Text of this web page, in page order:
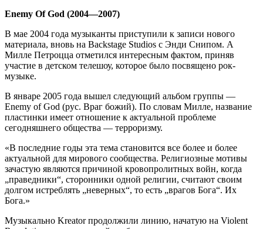
Enemy Of God (2004—2007)
В мае 2004 года музыканты приступили к записи нового
материала, вновь на Backstage Studios с Энди Снипом. А
Милле Петроцца отметился интересным фактом, приняв
участие в детском телешоу, которое было посвящено рок-
музыке.
В январе 2005 года вышел следующий альбом группы —
Enemy of God (рус. Враг божий). По словам Милле, название
пластинки имеет отношение к актуальной проблеме
сегодняшнего общества — терроризму.
«В последние годы эта тема становится все более и более
актуальной для мирового сообщества. Религиозные мотивы
зачастую являются причиной кровопролитных войн, когда
„праведники“, сторонники одной религии, считают своим
долгом истреблять „неверных“, то есть „врагов Бога“. Их
Бога.»
Музыкально Kreator продолжили линию, начатую на Violent